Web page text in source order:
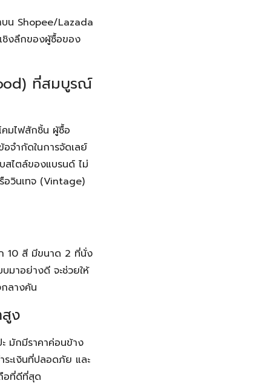
บน Shopee/Lazada
งลึกของผู้ซื้อของ
ที่สมบูรณ์
มไฟสักชิ้น ผู้ซื้อ
อจำกัดในการจัดเลย์
สไตล์ของแบรนด์ ไม่
อวินเทจ (Vintage)
10 สี มีขนาด 2 ที่นั่ง
มาอย่างดี จะช่วยให้
ลางคัน
ง
มักมีราคาค่อนข้าง
ะเงินที่ปลอดภัย และ
อที่ดีที่สุด